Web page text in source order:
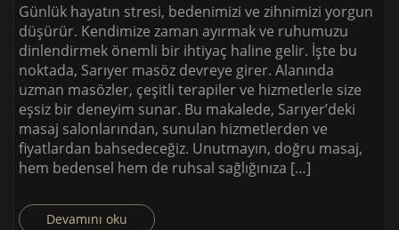
Günlük hayatın stresi, bedenimizi ve zihnimizi yorgun
düşürür. Kendimize zaman ayırmak ve ruhumuzu
dinlendirmek önemli bir ihtiyaç haline gelir. İşte bu
noktada, Sarıyer masöz devreye girer. Alanında
uzman masözler, çeşitli terapiler ve hizmetlerle size
eşsiz bir deneyim sunar. Bu makalede, Sarıyer’deki
masaj salonlarından, sunulan hizmetlerden ve
fiyatlardan bahsedeceğiz. Unutmayın, doğru masaj,
hem bedensel hem de ruhsal sağlığınıza […]
Devamını oku